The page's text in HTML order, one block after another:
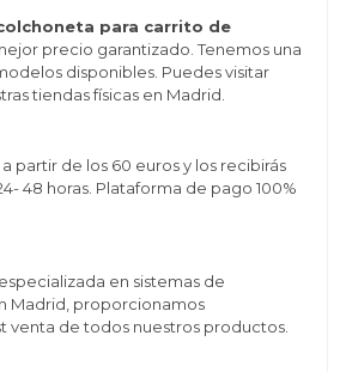
para carrito de
precio garantizado. Tenemos una
disponibles. Puedes visitar
tiendas físicas en Madrid.
partir de los 60 euros y los recibirás
48 horas. Plataforma de pago 100%
en sistemas de
Madrid, proporcionamos
venta de todos nuestros productos.